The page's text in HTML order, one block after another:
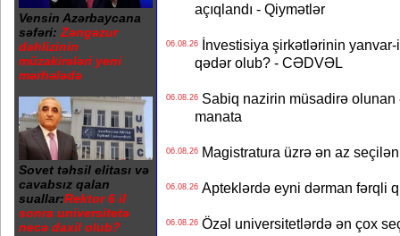
Vensin Azərbaycana
səfəri: Zəngəzur
dəhlizinin
müzakirələri yeni
mərhələdə
Sovet təhsil elitası və
cavabsız qalan
suallar:Rektor 6 il
sonra universitetə
necə daxil olub?
açıqlandı - Qiymətlər
06.08.26İnvestisiya şirkətlərinin yanvar-
qədər olub? - CƏDVƏL
06.08.26Sabiq nazirin müsadirə olunan
manata
06.08.26Magistratura üzrə ən az
06.08.26Apteklərdə eyni dərman fərqli
06.08.26Özəl universitetlərdə ən çox